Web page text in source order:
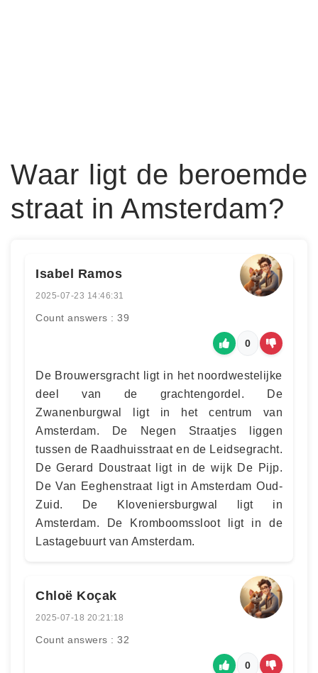
Waar ligt de beroemde
straat in Amsterdam?
Isabel Ramos
2025-07-23 14:46:31
Count answers : 39
0
De Brouwersgracht ligt in het noordwestelijke
deel van de grachtengordel. De
Zwanenburgwal ligt in het centrum van
Amsterdam. De Negen Straatjes liggen
tussen de Raadhuisstraat en de Leidsegracht.
De Gerard Doustraat ligt in de wijk De Pijp.
De Van Eeghenstraat ligt in Amsterdam Oud-
Zuid. De Kloveniersburgwal ligt in
Amsterdam. De Kromboomssloot ligt in de
Lastagebuurt van Amsterdam.
Chloë Koçak
2025-07-18 20:21:18
Count answers : 32
0